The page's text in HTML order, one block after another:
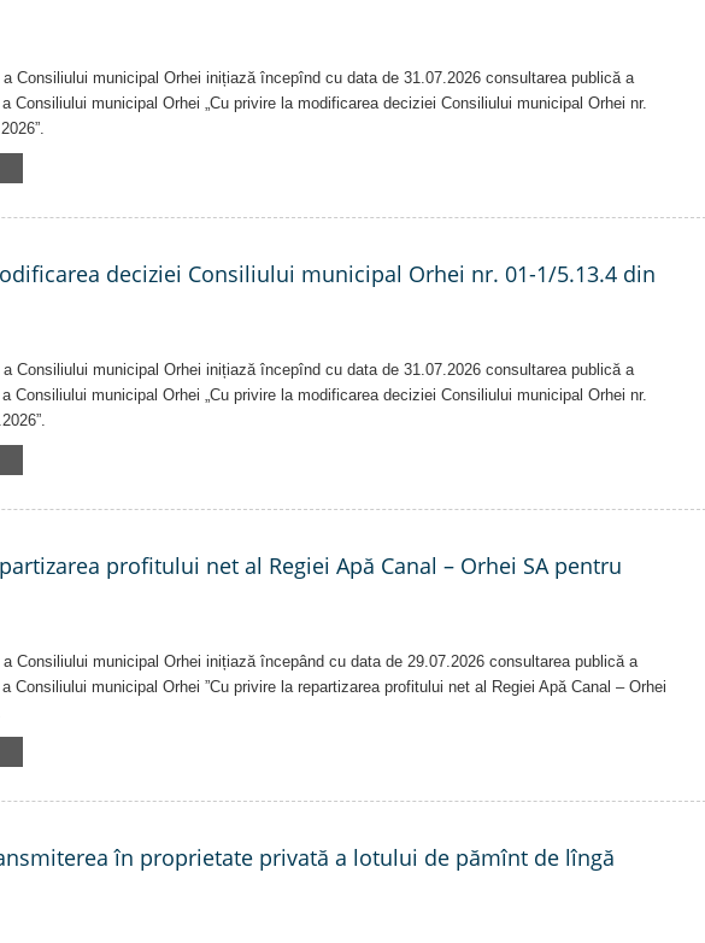
Consiliului municipal Orhei inițiază începînd cu data de 31.07.2026 consultarea publică a
Consiliului municipal Orhei „Cu privire la modificarea deciziei Consiliului municipal Orhei nr.
deciziei Consiliului municipal Orhei nr. 01-1/5.13.4 din
Consiliului municipal Orhei inițiază începînd cu data de 31.07.2026 consultarea publică a
Consiliului municipal Orhei „Cu privire la modificarea deciziei Consiliului municipal Orhei nr.
profitului net al Regiei Apă Canal – Orhei SA pentru
Consiliului municipal Orhei inițiază începând cu data de 29.07.2026 consultarea publică a
Consiliului municipal Orhei ”Cu privire la repartizarea profitului net al Regiei Apă Canal – Orhei
în proprietate privată a lotului de pămînt de lîngă